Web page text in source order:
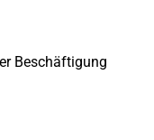
Beschäftigung